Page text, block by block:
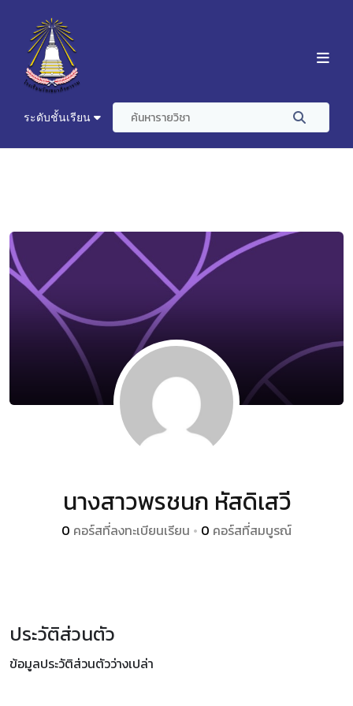
ระดับชั้นเรียน
นางสาวพรชนก หัสดิเสวี
0 คอร์สที่ลงทะเบียนเรียน • 0 คอร์สที่สมบูรณ์
ประวัติส่วนตัว
ข้อมูลประวัติส่วนตัวว่างเปล่า